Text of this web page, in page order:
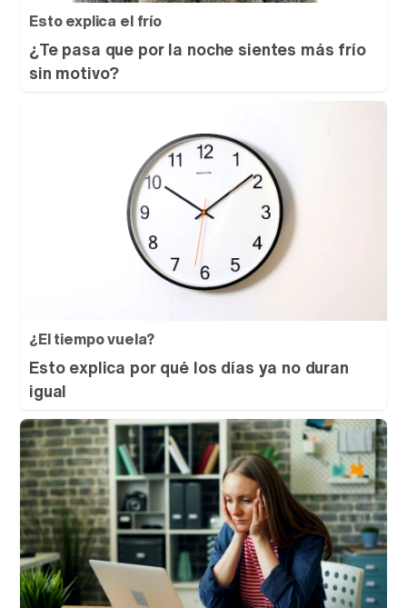
Esto explica el frío
¿Te pasa que por la noche sientes más frío
sin motivo?
¿El tiempo vuela?
Esto explica por qué los días ya no duran
igual